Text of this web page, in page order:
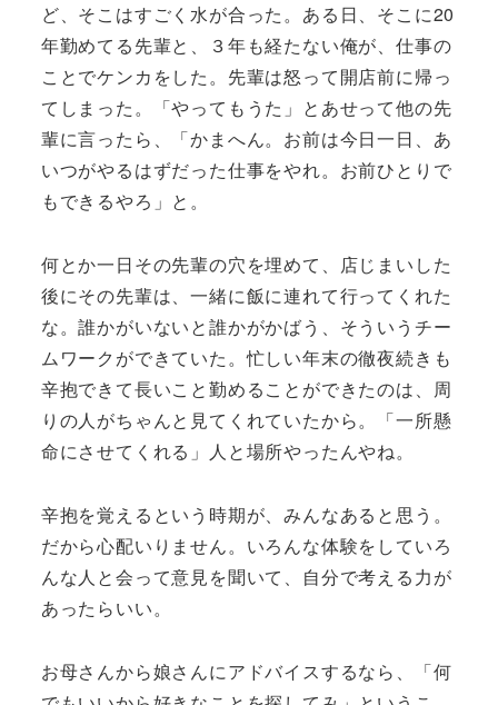
ど、そこはすごく水が合った。ある日、そこに20
年勤めてる先輩と、３年も経たない俺が、仕事の
ことでケンカをした。先輩は怒って開店前に帰っ
てしまった。「やってもうた」とあせって他の先
輩に言ったら、「かまへん。お前は今日一日、あ
いつがやるはずだった仕事をやれ。お前ひとりで
もできるやろ」と。
何とか一日その先輩の穴を埋めて、店じまいした
後にその先輩は、一緒に飯に連れて行ってくれた
な。誰かがいないと誰かがかばう、そういうチー
ムワークができていた。忙しい年末の徹夜続きも
辛抱できて長いこと勤めることができたのは、周
りの人がちゃんと見てくれていたから。「一所懸
命にさせてくれる」人と場所やったんやね。
辛抱を覚えるという時期が、みんなあると思う。
だから心配いりません。いろんな体験をしていろ
んな人と会って意見を聞いて、自分で考える力が
あったらいい。
お母さんから娘さんにアドバイスするなら、「何